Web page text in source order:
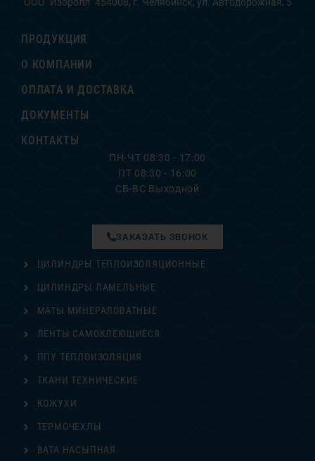
ПРОДУКЦИЯ
О КОМПАНИИ
ОПЛАТА И ДОСТАВКА
ДОКУМЕНТЫ
КОНТАКТЫ
ПН-ЧТ 08:30 - 17:00
ПТ 08:30 - 16:00
СБ-ВС Выходной
ЦИЛИНДРЫ ТЕПЛОИЗОЛЯЦИОННЫЕ
ЦИЛИНДРЫ ЛАМЕЛЬНЫЕ
МАТЫ МИНЕРАЛОВАТНЫЕ
ЛЕНТЫ САМОКЛЕЮЩИЕСЯ
ППУ ТЕПЛОИЗОЛЯЦИЯ
ТКАНИ ТЕХНИЧЕСКИЕ
ЗАКАЗАТЬ ЗВОНОК
КОЖУХИ
ТЕРМОЧЕХЛЫ
ВАТА НАСЫПНАЯ